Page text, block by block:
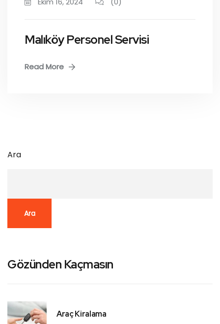
Malıköy Personel Servisi
Read More
Ara
Ara
Gözünden Kaçmasın
Araç Kiralama